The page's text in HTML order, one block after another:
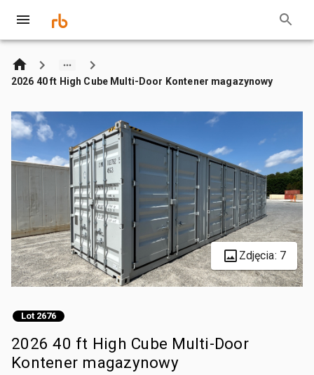
2026 40 ft High Cube Multi-Door Kontener magazynowy
Zdjęcia: 7
Lot 2676
2026 40 ft High Cube Multi-Door
Kontener magazynowy